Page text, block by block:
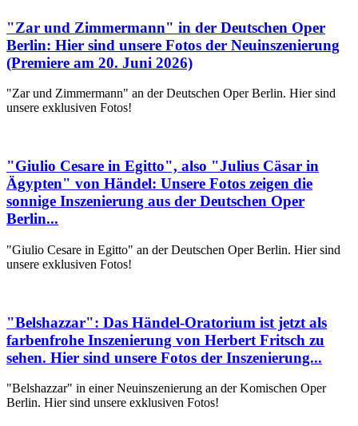
"Zar und Zimmermann" in der Deutschen Oper
Berlin: Hier sind unsere Fotos der Neuinszenierung
(Premiere am 20. Juni 2026)
"Zar und Zimmermann" an der Deutschen Oper Berlin. Hier sind
unsere exklusiven Fotos!
"Giulio Cesare in Egitto", also "Julius Cäsar in
Ägypten" von Händel: Unsere Fotos zeigen die
sonnige Inszenierung aus der Deutschen Oper
Berlin...
"Giulio Cesare in Egitto" an der Deutschen Oper Berlin. Hier sind
unsere exklusiven Fotos!
"Belshazzar": Das Händel-Oratorium ist jetzt als
farbenfrohe Inszenierung von Herbert Fritsch zu
sehen. Hier sind unsere Fotos der Inszenierung...
"Belshazzar" in einer Neuinszenierung an der Komischen Oper
Berlin. Hier sind unsere exklusiven Fotos!